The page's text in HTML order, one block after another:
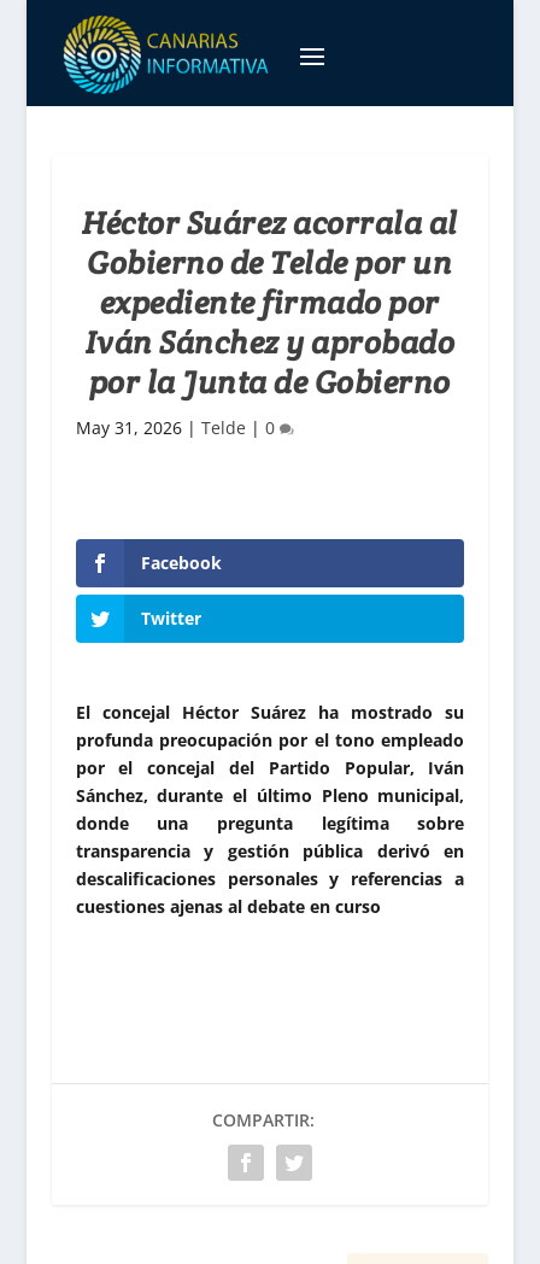
Héctor Suárez acorrala al
Gobierno de Telde por un
expediente firmado por
Iván Sánchez y aprobado
por la Junta de Gobierno
May 31, 2026| Telde | 0
Facebook
Twitter
El concejal Héctor Suárez ha mostrado su
profunda preocupación por el tono empleado
por el concejal del Partido Popular, Iván
Sánchez, durante el último Pleno municipal,
donde una pregunta legítima sobre
transparencia y gestión pública derivó en
descalificaciones personales y referencias a
cuestiones ajenas al debate en curso
COMPARTIR: